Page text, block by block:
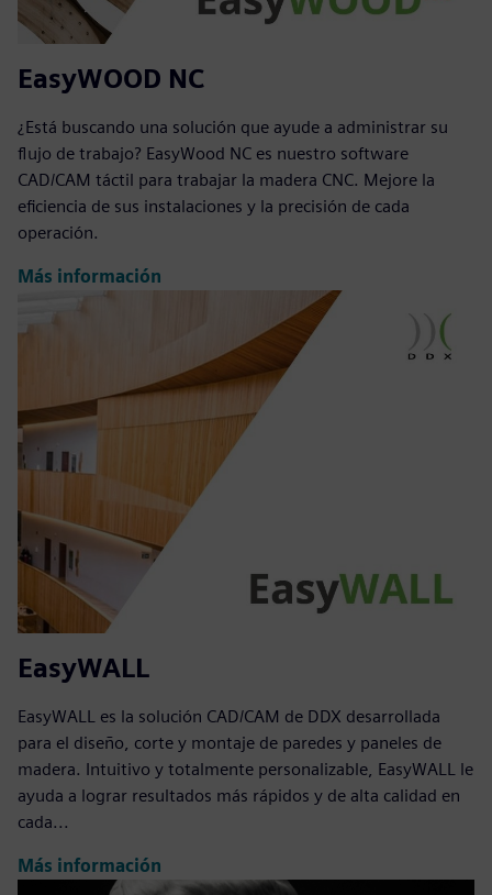
EasyWOOD NC
¿Está buscando una solución que ayude a administrar su
flujo de trabajo? EasyWood NC es nuestro software
CAD/CAM táctil para trabajar la madera CNC. Mejore la
eficiencia de sus instalaciones y la precisión de cada
operación.
Más información
EasyWALL
EasyWALL es la solución CAD/CAM de DDX desarrollada
para el diseño, corte y montaje de paredes y paneles de
madera. Intuitivo y totalmente personalizable, EasyWALL le
ayuda a lograr resultados más rápidos y de alta calidad en
cada...
Más información